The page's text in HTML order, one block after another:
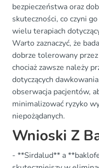
bezpieczeństwa oraz
skuteczności, co czyni
wielu terapiach
Warto zaznaczyć, że
dobrze tolerowany
chociaż zawsze należy
dotyczących
obserwacja pacjentów,
minimalizować ryzyko
niepożądanych.
Wnioski Z
- **Sirdalud** a